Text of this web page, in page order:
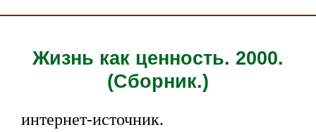
Жизнь как ценность. 2000.
(Сборник.)
интернет-источник.